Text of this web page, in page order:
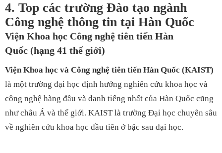
4. Top các trường Đào tạo ngành
Công nghệ thông tin tại Hàn Quốc
Viện Khoa học Công nghệ tiên tiến Hàn
Quốc (hạng 41 thế giới)
Viện Khoa học và Công nghệ tiên tiến Hàn Quốc (KAIST)
là một trường đại học định hướng nghiên cứu khoa học và
công nghệ hàng đầu và danh tiếng nhất của Hàn Quốc cũng
như châu Á và thế giới. KAIST là trường Đại học chuyên sâu
về nghiên cứu khoa học đầu tiên ở bậc sau đại học.